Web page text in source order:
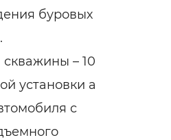
буровых
– 10
установки а
с